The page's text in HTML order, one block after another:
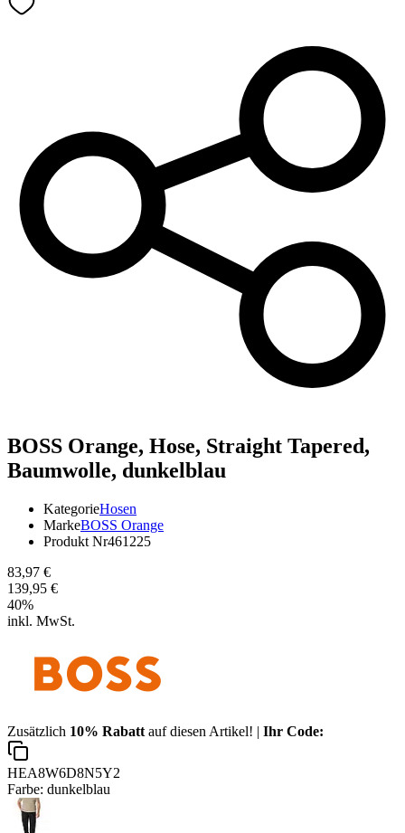
BOSS Orange, Hose, Straight Tapered,
Baumwolle, dunkelblau
KategorieHosen
MarkeBOSS Orange
Produkt Nr461225
83,97 €
139,95 €
40%
inkl. MwSt.
Zusätzlich 10% Rabatt auf diesen Artikel! | Ihr Code:
HEA8W6D8N5Y2
Farbe: dunkelblau